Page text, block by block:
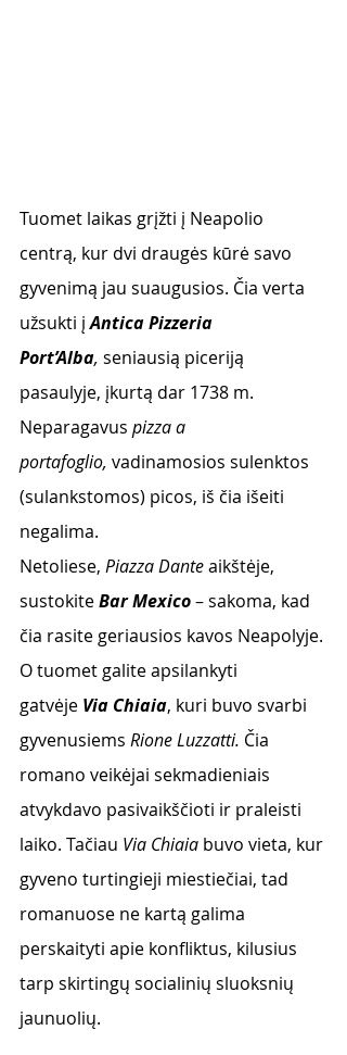
Tuomet laikas grįžti į Neapolio
centrą, kur dvi draugės kūrė savo
gyvenimą jau suaugusios. Čia verta
užsukti į Antica Pizzeria
Port’Alba, seniausią piceriją
pasaulyje, įkurtą dar 1738 m.
Neparagavus pizza a
portafoglio, vadinamosios sulenktos
(sulankstomos) picos, iš čia išeiti
negalima.
Netoliese, Piazza Dante aikštėje,
sustokite Bar Mexico – sakoma, kad
čia rasite geriausios kavos Neapolyje.
O tuomet galite apsilankyti
gatvėje Via Chiaia, kuri buvo svarbi
gyvenusiems Rione Luzzatti. Čia
romano veikėjai sekmadieniais
atvykdavo pasivaikščioti ir praleisti
laiko. Tačiau Via Chiaia buvo vieta, kur
gyveno turtingieji miestiečiai, tad
romanuose ne kartą galima
perskaityti apie konfliktus, kilusius
tarp skirtingų socialinių sluoksnių
jaunuolių.